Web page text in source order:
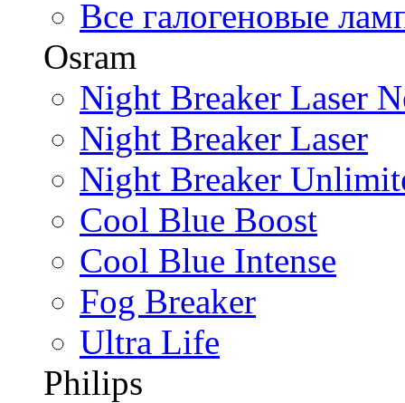
Все галогеновые
Osram
Night Breaker Laser
Night Breaker Laser
Night Breaker
Cool Blue Boost
Cool Blue Intense
Fog Breaker
Ultra Life
Philips